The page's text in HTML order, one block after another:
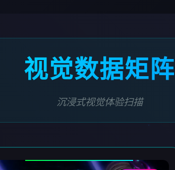
视觉数据矩阵
沉浸式视觉体验扫描